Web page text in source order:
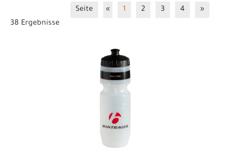
Seite « 1 2 3 4
»
38 Ergebnisse